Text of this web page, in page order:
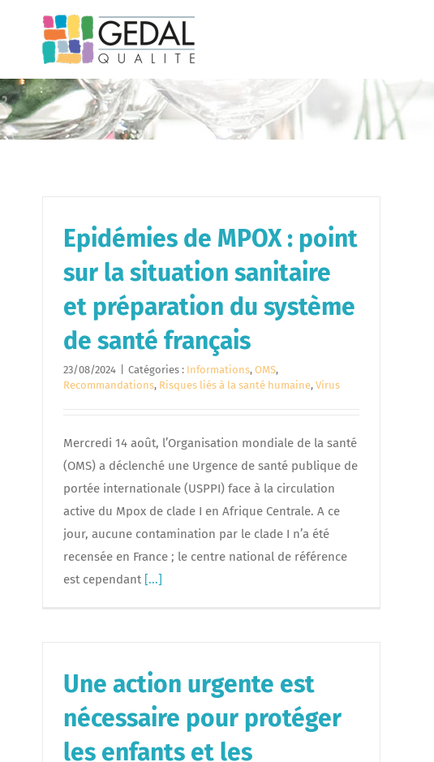
contenu
Epidémies de MPOX : point
sur la situation sanitaire
et préparation du système
de santé français
23/08/2024 Catégories : Informations, OMS,
Recommandations, Risques liés à la santé humaine, Virus
Mercredi 14 août, l’Organisation mondiale de la santé
(OMS) a déclenché une Urgence de santé publique de
portée internationale (USPPI) face à la circulation
active du Mpox de clade I en Afrique Centrale. A ce
jour, aucune contamination par le clade I n’a été
recensée en France ; le centre national de référence
est cependant [...]
Une action urgente est
nécessaire pour protéger
les enfants et les